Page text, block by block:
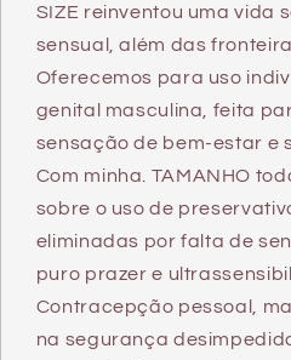
SIZE reinventou uma vida
sensual, além das
Oferecemos para uso
genital masculina, feita
sensação de bem-estar e
Com minha. TAMANHO
sobre o uso de
eliminadas por falta de
puro prazer e
Contracepção pessoal,
na segurança